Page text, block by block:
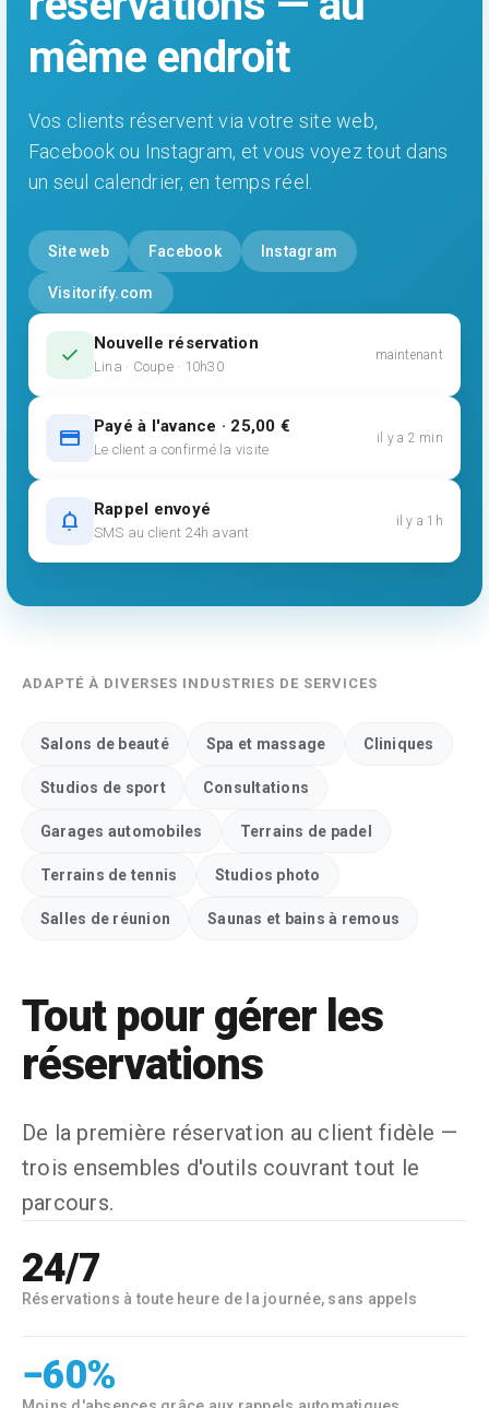
même endroit
Vos clients réservent via votre site web,
Facebook ou Instagram, et vous voyez tout dans
un seul calendrier, en temps réel.
Site web Facebook Instagram
Visitorify.com
check Nouvelle réservation
Lina · Coupe · 10h30
maintenant
credit_card Payé à l'avance · 25,00 €
Le client a confirmé la visite
il y a 2 min
notifications Rappel envoyé
SMS au client 24h avant
il y a 1h
ADAPTÉ À DIVERSES INDUSTRIES DE SERVICES
Salons de beauté Spa et massage Cliniques
Studios de sport Consultations
Garages automobiles Terrains de padel
Terrains de tennis Studios photo
Salles de réunion Saunas et bains à remous
Tout pour gérer les
réservations
De la première réservation au client fidèle —
trois ensembles d'outils couvrant tout le
parcours.
24/7
Réservations à toute heure de la journée, sans appels
−60%